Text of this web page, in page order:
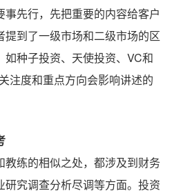
先行，先把重要的内容给客户
到了一级市场和二级市场的区
种子投资、天使投资、VC和
注度和重点方向会影响讲述的
练的相似之处，都涉及到财务
究调查分析尽调等方面。投资